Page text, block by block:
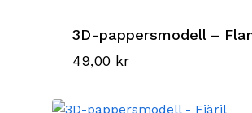
3D-pappersmodell –
49,00 kr